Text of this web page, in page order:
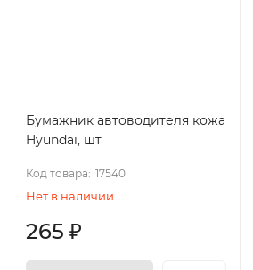
Бумажник автоводителя кожа
Hyundai, шт
Код товара: 17540
Нет в наличии
265 ₽